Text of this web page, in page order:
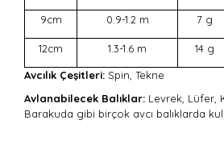
9cm 0.9-1.2 m 7 g
12cm 1.3-1.6 m 14 g
Avcılık Çeşitleri: Spin, Tekne
Avlanabilecek Balıklar: Levrek, Lüfer,
Barakuda gibi birçok avcı balıklarda